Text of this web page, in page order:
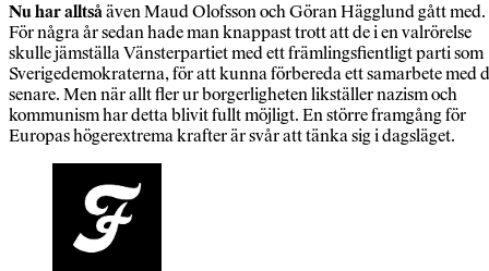
Nu har alltsåäven Maud Olofsson och Göran Hägglund gått med.
För några år sedan hade man knappast trott att de i en valrörelse
skulle jämställa Vänsterpartiet med ett främlingsfientligt parti som
Sverigedemokraterna, för att kunna förbereda ett samarbete med
senare. Men när allt fler ur borgerligheten likställer nazism och
kommunism har detta blivit fullt möjligt. En större framgång för
Europas högerextrema krafter är svår att tänka sig i dagsläget.